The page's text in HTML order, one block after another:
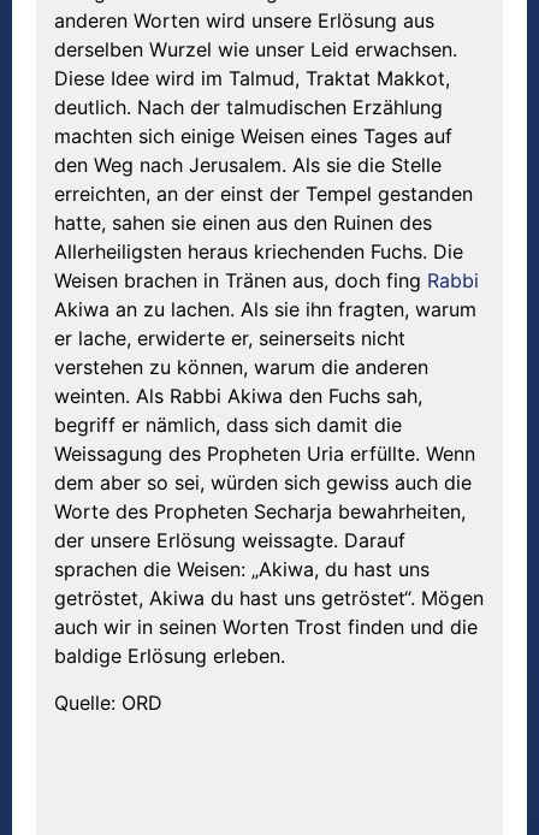
anderen Worten wird unsere Erlösung aus
derselben Wurzel wie unser Leid erwachsen.
Diese Idee wird im Talmud, Traktat Makkot,
deutlich. Nach der talmudischen Erzählung
machten sich einige Weisen eines Tages auf
den Weg nach Jerusalem. Als sie die Stelle
erreichten, an der einst der Tempel gestanden
hatte, sahen sie einen aus den Ruinen des
Allerheiligsten heraus kriechenden Fuchs. Die
Weisen brachen in Tränen aus, doch fing Rabbi
Akiwa an zu lachen. Als sie ihn fragten, warum
er lache, erwiderte er, seinerseits nicht
verstehen zu können, warum die anderen
weinten. Als Rabbi Akiwa den Fuchs sah,
begriff er nämlich, dass sich damit die
Weissagung des Propheten Uria erfüllte. Wenn
dem aber so sei, würden sich gewiss auch die
Worte des Propheten Secharja bewahrheiten,
der unsere Erlösung weissagte. Darauf
sprachen die Weisen: „Akiwa, du hast uns
getröstet, Akiwa du hast uns getröstet“. Mögen
auch wir in seinen Worten Trost finden und die
baldige Erlösung erleben.
Quelle: ORD